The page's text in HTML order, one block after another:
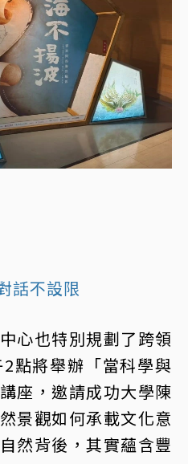
話不設限
心也特別規劃了跨領
點將舉辦「當科學與
座，邀請成功大學陳
景觀如何承載文化意
然背後，其實蘊含豐